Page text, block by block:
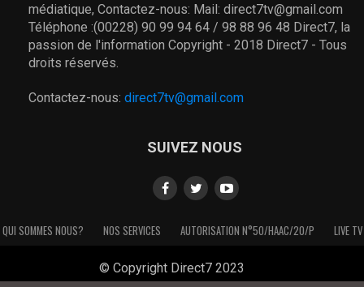
médiatique, Contactez-nous: Mail: direct7tv@gmail.com
Téléphone :(00228) 90 99 94 64 / 98 88 96 48 Direct7, la
passion de l'information Copyright - 2018 Direct7 - Tous
droits réservés.
Contactez-nous: direct7tv@gmail.com
SUIVEZ NOUS
QUI SOMMES NOUS? NOS SERVICES AUTORISATION N°50/HAAC/20/P LIVE TV
© Copyright Direct7 2023